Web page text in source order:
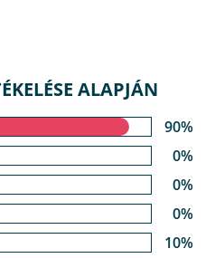
ALAPJÁN
90%
0%
0%
0%
10%